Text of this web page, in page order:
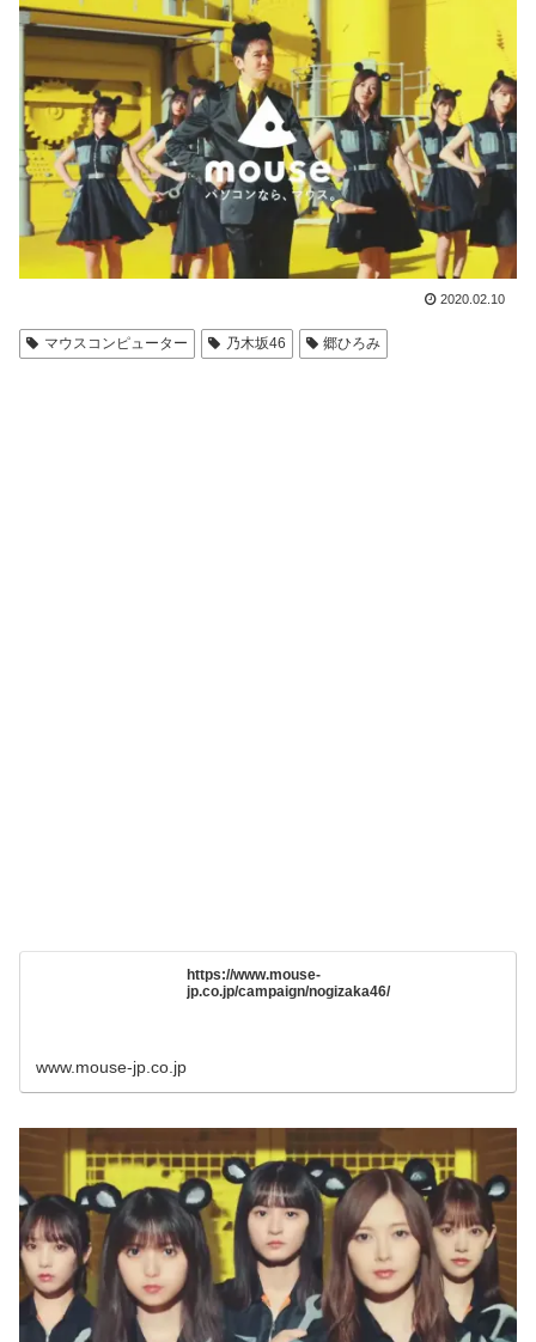
2020.02.10
マウスコンピューター 乃木坂46 郷ひろみ
https://www.mouse-
jp.co.jp/campaign/nogizaka46/
www.mouse-jp.co.jp